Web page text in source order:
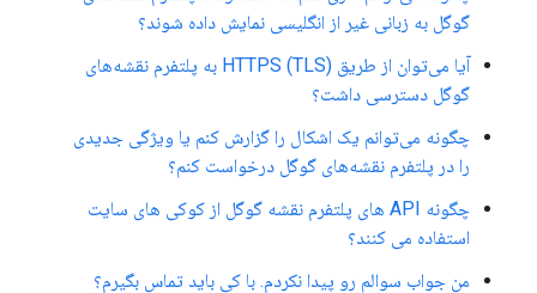
گوگل به زبانی غیر از انگلیسی نمایش داده شوند؟
آیا می‌توان از طریق HTTPS (TLS) به پلتفرم نقشه‌های
گوگل دسترسی داشت؟
چگونه می‌توانم یک اشکال را گزارش کنم یا ویژگی جدیدی
را در پلتفرم نقشه‌های گوگل درخواست کنم؟
چگونه API های پلتفرم نقشه گوگل از کوکی های سایت
استفاده می کنند؟
من جواب سوالم رو پیدا نکردم. با کی باید تماس بگیرم؟